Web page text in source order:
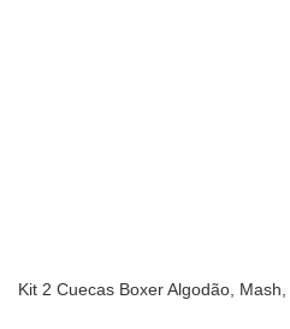
Kit 2 Cuecas Boxer Algodão,